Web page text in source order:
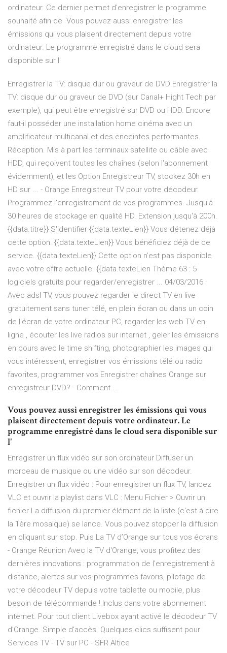
ordinateur. Ce dernier permet d'enregistrer le programme
souhaité afin de Vous pouvez aussi enregistrer les
émissions qui vous plaisent directement depuis votre
ordinateur. Le programme enregistré dans le cloud sera
disponible sur l'
Enregistrer la TV: disque dur ou graveur de DVD Enregistrer la
TV: disque dur ou graveur de DVD (sur Canal+ Hight Tech par
exemple), qui peut être enregistré sur DVD ou HDD. Encore
faut-il posséder une installation home cinéma avec un
amplificateur multicanal et des enceintes performantes.
Réception. Mis à part les terminaux satellite ou câble avec
HDD, qui reçoivent toutes les chaînes (selon l'abonnement
évidemment), et les Option Enregistreur TV, stockez 30h en
HD sur ... - Orange Enregistreur TV pour votre décodeur.
Programmez l'enregistrement de vos programmes. Jusqu'à
30 heures de stockage en qualité HD. Extension jusqu'à 200h.
{{data.titre}} S'identifier {{data.texteLien}} Vous détenez déjà
cette option. {{data.texteLien}} Vous bénéficiez déjà de ce
service. {{data.texteLien}} Cette option n’est pas disponible
avec votre offre actuelle. {{data.texteLien Thème 63 : 5
logiciels gratuits pour regarder/enregistrer ... 04/03/2016 ·
Avec adsl TV, vous pouvez regarder le direct TV en live
gratuitement sans tuner télé, en plein écran ou dans un coin
de l'écran de votre ordinateur PC, regarder les web TV en
ligne , écouter les live radios sur internet , geler les émissions
en cours avec le time shifting, photographier les images qui
vous intéressent, enregistrer vos émissions télé ou radio
favorites, programmer vos Enregistrer chaînes Orange sur
enregistreur DVD? - Comment ...
Vous pouvez aussi enregistrer les émissions qui vous
plaisent directement depuis votre ordinateur. Le
programme enregistré dans le cloud sera disponible sur
l'
Enregistrer un flux vidéo sur son ordinateur Diffuser un
morceau de musique ou une vidéo sur son décodeur.
Enregistrer un flux vidéo : Pour enregistrer un flux TV, lancez
VLC et ouvrir la playlist dans VLC : Menu Fichier > Ouvrir un
fichier La diffusion du premier élément de la liste (c'est à dire
la 1ère mosaïque) se lance. Vous pouvez stopper la diffusion
en cliquant sur stop. Puis La TV d’Orange sur tous vos écrans
- Orange Réunion Avec la TV d'Orange, vous profitez des
dernières innovations : programmation de l'enregistrement à
distance, alertes sur vos programmes favoris, pilotage de
votre décodeur TV depuis votre tablette ou mobile, plus
besoin de télécommande ! Inclus dans votre abonnement
internet. Pour tout client Livebox ayant activé le décodeur TV
d’Orange. Simple d'accès. Quelques clics suffisent pour
Services TV - TV sur PC - SFR Altice